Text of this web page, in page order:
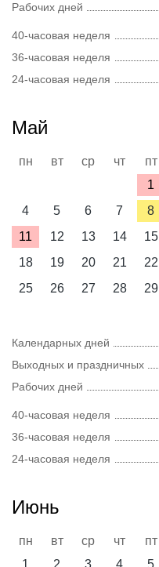
Рабочих дней
40-часовая неделя
36-часовая неделя
24-часовая неделя
Май
пн вт ср чт пт
1
4
5 6 7 8
11
12 13 14 15
18
19 20 21 22
25
26 27 28 29
Календарных дней
Выходных и праздничных
Рабочих дней
40-часовая неделя
36-часовая неделя
24-часовая неделя
Июнь
пн вт ср чт пт
1
2 3 4 5